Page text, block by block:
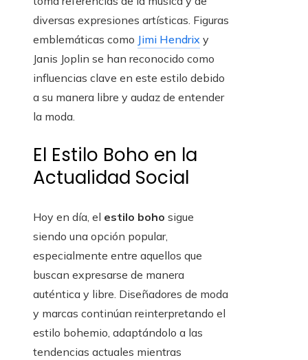
diversas expresiones artísticas. Figuras
emblemáticas como Jimi Hendrix y
Janis Joplin se han reconocido como
influencias clave en este estilo debido
a su manera libre y audaz de entender
la moda.
El Estilo Boho en la
Actualidad Social
Hoy en día, el estilo boho sigue
siendo una opción popular,
especialmente entre aquellos que
buscan expresarse de manera
auténtica y libre. Diseñadores de moda
y marcas continúan reinterpretando el
estilo bohemio, adaptándolo a las
tendencias actuales mientras